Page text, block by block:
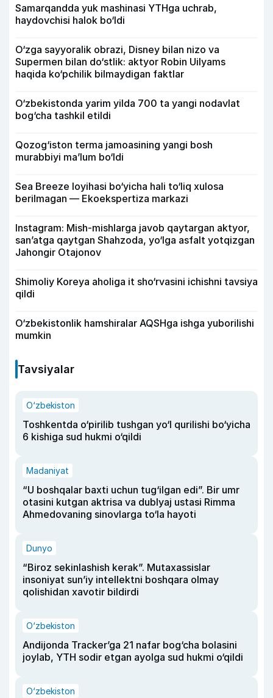
Samarqandda yuk mashinasi YTHga uchrab,
haydovchisi halok bo‘ldi
O‘zga sayyoralik obrazi, Disney bilan nizo va
Supermen bilan do‘stlik: aktyor Robin Uilyams
haqida ko‘pchilik bilmaydigan faktlar
O‘zbekistonda yarim yilda 700 ta yangi nodavlat
bog‘cha tashkil etildi
Qozog‘iston terma jamoasining yangi bosh
murabbiyi ma’lum bo‘ldi
Sea Breeze loyihasi bo‘yicha hali to‘liq xulosa
berilmagan — Ekoekspertiza markazi
Instagram: Mish-mishlarga javob qaytargan aktyor,
san’atga qaytgan Shahzoda, yo‘lga asfalt yotqizgan
Jahongir Otajonov
Shimoliy Koreya aholiga it sho‘rvasini ichishni tavsiya
qildi
O‘zbekistonlik hamshiralar AQSHga ishga yuborilishi
mumkin
Tavsiyalar
O‘zbekiston
Toshkentda o‘pirilib tushgan yo‘l qurilishi bo‘yicha
6 kishiga sud hukmi o‘qildi
Madaniyat
“U boshqalar baxti uchun tug‘ilgan edi”. Bir umr
otasini kutgan aktrisa va dublyaj ustasi Rimma
Ahmedovaning sinovlarga to‘la hayoti
Dunyo
“Biroz sekinlashish kerak”. Mutaxassislar
insoniyat sun’iy intellektni boshqara olmay
qolishidan xavotir bildirdi
O‘zbekiston
Andijonda Tracker’ga 21 nafar bog‘cha bolasini
joylab, YTH sodir etgan ayolga sud hukmi o‘qildi
O‘zbekiston